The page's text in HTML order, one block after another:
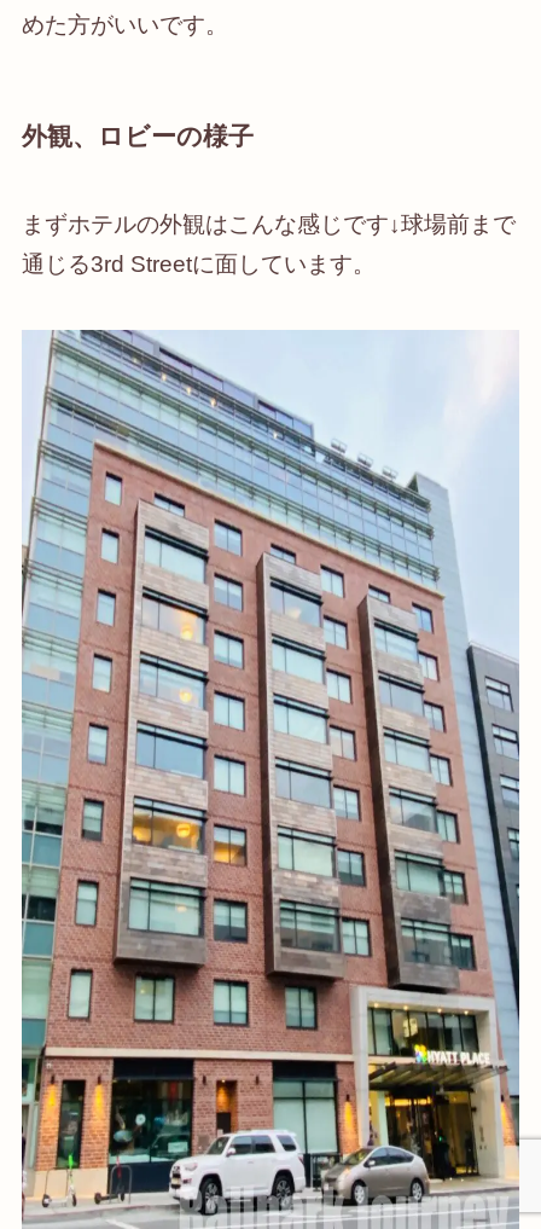
めた方がいいです。
外観、ロビーの様子
まずホテルの外観はこんな感じです↓球場前まで
通じる3rd Streetに面しています。